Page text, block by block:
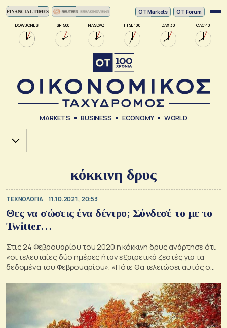
DOW JONES SP 500 NASDAQ FTSE 100 DAX 30 CAC 40
ΟΤ Markets OT Forum
MARKETS BUSINESS ECONOMY WORLD
Χ.Α.
κόκκινη δρυς
ΤΕΧΝΟΛΟΓΙΑ 11.10.2021, 20:53
Θες να σώσεις ένα δέντρο; Σύνδεσέ το με το
Twitter…
Στις 24 Φεβρουαρίου του 2020 η κόκκινη δρυς ανάρτησε ότι
«οι τελευταίες δύο ημέρες ήταν εξαιρετικά ζεστές για τα
δεδομένα του Φεβρουαρίου». «Πότε θα τελειώσει αυτός ο